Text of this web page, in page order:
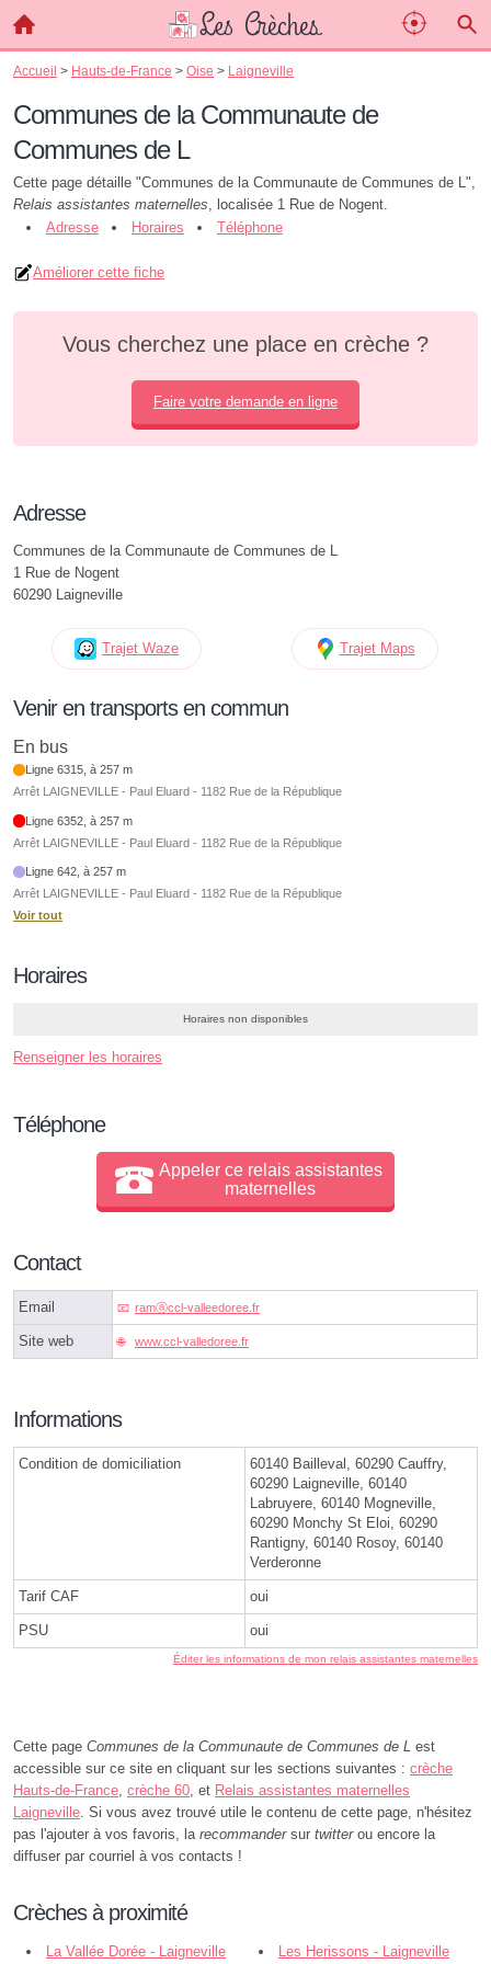
Accueil > Hauts-de-France > Oise > Laigneville
Communes de la Communaute de
Communes de L
Cette page détaille "Communes de la Communaute de Communes de L",
Relais assistantes maternelles, localisée 1 Rue de Nogent.
Adresse
Horaires Téléphone
Améliorer cette fiche
Vous cherchez une place en crèche ?
Faire votre demande en ligne
Adresse
Communes de la Communaute de Communes de L
1 Rue de Nogent
60290 Laigneville
Trajet Waze Trajet Maps
Venir en transports en commun
En bus
Ligne 6315, à 257 m
Arrêt LAIGNEVILLE - Paul Eluard - 1182 Rue de la République
Ligne 6352, à 257 m
Arrêt LAIGNEVILLE - Paul Eluard - 1182 Rue de la République
Ligne 642, à 257 m
Arrêt LAIGNEVILLE - Paul Eluard - 1182 Rue de la République
Voir tout
Horaires
Horaires non disponibles
Renseigner les horaires
Téléphone
Appeler ce relais assistantes
maternelles
Contact
Email ramⓐccl-valleedoree.fr
Site web www.ccl-valledoree.fr
Informations
Condition de domiciliation
60140 Bailleval, 60290 Cauffry,
60290 Laigneville, 60140
Labruyere, 60140 Mogneville,
60290 Monchy St Eloi, 60290
Rantigny, 60140 Rosoy, 60140
Verderonne
Tarif CAF oui
PSU oui
Éditer les informations de mon relais assistantes maternelles
Cette page Communes de la Communaute de Communes de L est
accessible sur ce site en cliquant sur les sections suivantes : crèche
Hauts-de-France, crèche 60, et Relais assistantes maternelles
Laigneville. Si vous avez trouvé utile le contenu de cette page, n'hésitez
pas l'ajouter à vos favoris, la recommandersur twitterou encore la
diffuser par courriel à vos contacts !
Crèches à proximité
La Vallée Dorée - Laigneville Les Herissons - Laigneville